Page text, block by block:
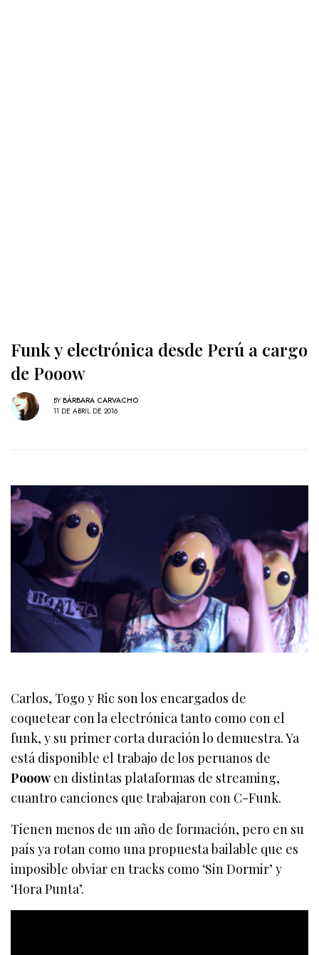
Funk y electrónica desde Perú a cargo
de Pooow
BY BÁRBARA CARVACHO
11 DE ABRIL DE 2016
Carlos, Togo y Ric son los encargados de
coquetear con la electrónica tanto como con el
funk, y su primer corta duración lo demuestra. Ya
está disponible el trabajo de los peruanos de
Pooow en distintas plataformas de streaming,
cuantro canciones que trabajaron con C-Funk.
Tienen menos de un año de formación, pero en su
país ya rotan como una propuesta bailable que es
imposible obviar en tracks como ‘Sin Dormir’ y
‘Hora Punta’.